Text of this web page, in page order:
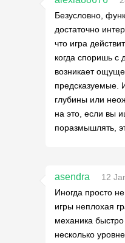
Безусловно,
достаточно
что игра
когда споришь с
возникает
предсказуемые.
глубины или
на это, если вы
поразмышлять,
asendra
12
Иногда просто
игры неплохая
механика
несколько